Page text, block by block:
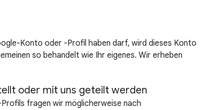
Konto oder -Profil haben darf, wird dieses Konto
so behandelt wie Ihr eigenes. Wir erheben
oder mit uns geteilt werden
fragen wir möglicherweise nach